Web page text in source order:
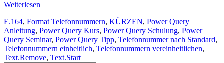
Weiterlesen
E.164, Format Telefonnummern, KÜRZEN, Power Query
Anleitung, Power Query Kurs, Power Query Schulung, Power
Query Seminar, Power Query Tipp, Telefonnummer nach Standard,
Telefonnummern einheitlich, Telefonnummern vereinheitlichen,
Text.Remove, Text.Start